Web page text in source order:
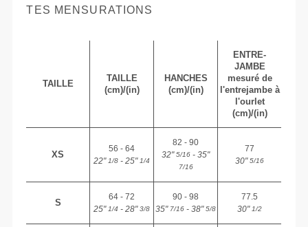
TES MENSURATIONS
TAILLE
TAILLE
(cm)/(in)
HANCHES
(cm)/(in)
ENTRE-
JAMBE
mesuré de
l'entrejambe à
l'ourlet
(cm)/(in)
XS
56 - 64
22"1/8 - 25"1/4
82 - 90
32"5/16 - 35"
7/16
77
30"5/16
S
64 - 72
25"1/4 - 28"3/8
90 - 98
35"7/16 - 38"5/8
77.5
30"1/2